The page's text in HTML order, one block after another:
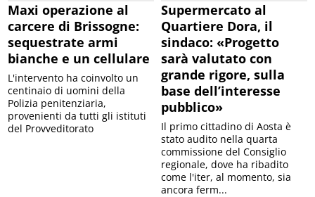
Maxi operazione al
carcere di Brissogne:
sequestrate armi
bianche e un cellulare
L'intervento ha coinvolto un
centinaio di uomini della
Polizia penitenziaria,
provenienti da tutti gli istituti
del Provveditorato
Supermercato al
Quartiere Dora, il
sindaco: «Progetto
sarà valutato con
grande rigore, sulla
base dell’interesse
pubblico»
Il primo cittadino di Aosta è
stato audito nella quarta
commissione del Consiglio
regionale, dove ha ribadito
come l'iter, al momento, sia
ancora ferm...